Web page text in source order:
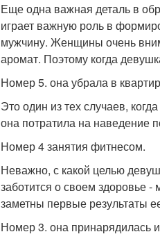
Еще одна важная деталь в
играет важную роль в
мужчину. Женщины очень
аромат. Поэтому когда
Номер 5. она убрала в
Это один из тех случаев,
она потратила на наведение
Номер 4 занятия фитнесом.
Неважно, с какой целью
заботится о своем здоровье
заметны первые результаты
Номер 3. она принарядилась